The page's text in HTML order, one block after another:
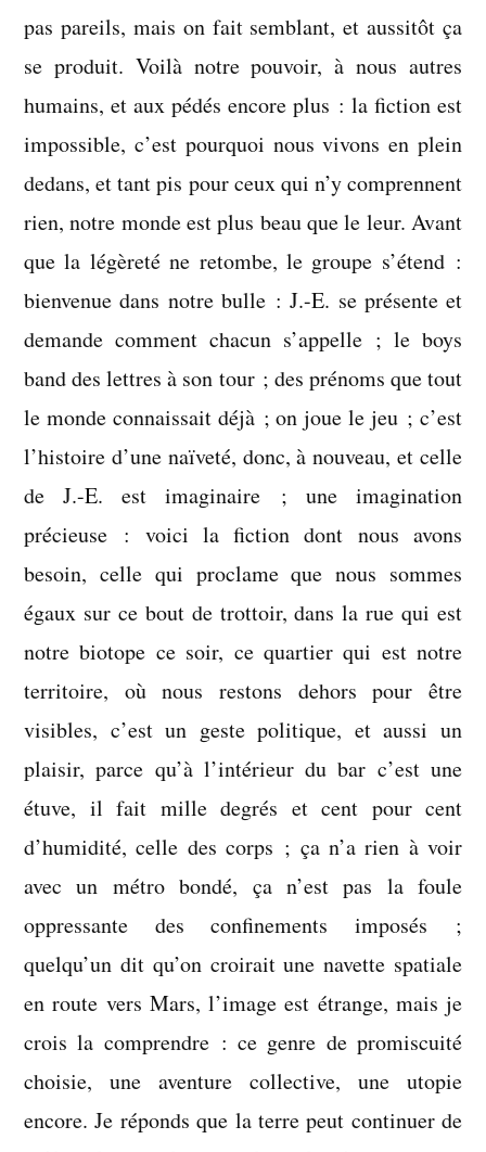
pas pareils, mais on fait semblant, et aussitôt ça
se produit. Voilà notre pouvoir, à nous autres
humains, et aux pédés encore plus : la fiction est
impossible, c’est pourquoi nous vivons en plein
dedans, et tant pis pour ceux qui n’y comprennent
rien, notre monde est plus beau que le leur. Avant
que la légèreté ne retombe, le groupe s’étend :
bienvenue dans notre bulle : J.-E. se présente et
demande comment chacun s’appelle ; le boys
band des lettres à son tour ; des prénoms que tout
le monde connaissait déjà ; on joue le jeu ; c’est
l’histoire d’une naïveté, donc, à nouveau, et celle
de J.-E. est imaginaire ; une imagination
précieuse : voici la fiction dont nous avons
besoin, celle qui proclame que nous sommes
égaux sur ce bout de trottoir, dans la rue qui est
notre biotope ce soir, ce quartier qui est notre
territoire, où nous restons dehors pour être
visibles, c’est un geste politique, et aussi un
plaisir, parce qu’à l’intérieur du bar c’est une
étuve, il fait mille degrés et cent pour cent
d’humidité, celle des corps ; ça n’a rien à voir
avec un métro bondé, ça n’est pas la foule
oppressante des confinements imposés ;
quelqu’un dit qu’on croirait une navette spatiale
en route vers Mars, l’image est étrange, mais je
crois la comprendre : ce genre de promiscuité
choisie, une aventure collective, une utopie
encore. Je réponds que la terre peut continuer de